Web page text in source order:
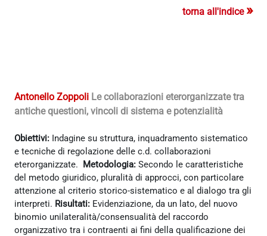
torna all'indice »
Antonello Zoppoli Le collaborazioni eterorganizzate tra
antiche questioni, vincoli di sistema e potenzialità
Obiettivi: Indagine su struttura, inquadramento sistematico
e tecniche di regolazione delle c.d. collaborazioni
eterorganizzate. Metodologia: Secondo le caratteristiche
del metodo giuridico, pluralità di approcci, con particolare
attenzione al criterio storico-sistematico e al dialogo tra gli
interpreti. Risultati: Evidenziazione, da un lato, del nuovo
binomio unilateralità/consensualità del raccordo
organizzativo tra i contraenti ai fini della qualificazione dei